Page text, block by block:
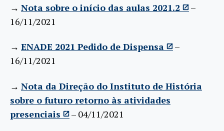
→ Nota sobre o início das aulas 2021.2
–
16/11/2021
→ ENADE 2021 Pedido de Dispensa
–
16/11/2021
→ Nota da Direção do Instituto de História
sobre o futuro retorno às atividades
presenciais
– 04/11/2021